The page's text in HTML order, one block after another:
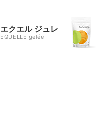
エクエル ジュレ
EQUELLE gelée